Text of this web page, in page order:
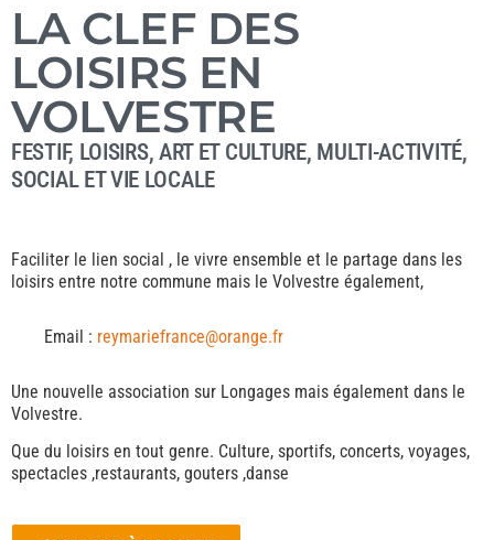
LA CLEF DES
LOISIRS EN
VOLVESTRE
FESTIF, LOISIRS, ART ET CULTURE, MULTI-ACTIVITÉ,
SOCIAL ET VIE LOCALE
Faciliter le lien social , le vivre ensemble et le partage dans les
loisirs entre notre commune mais le Volvestre également,
Email : reymariefrance@orange.fr
Une nouvelle association sur Longages mais également dans le
Volvestre.
Que du loisirs en tout genre. Culture, sportifs, concerts, voyages,
spectacles ,restaurants, gouters ,danse